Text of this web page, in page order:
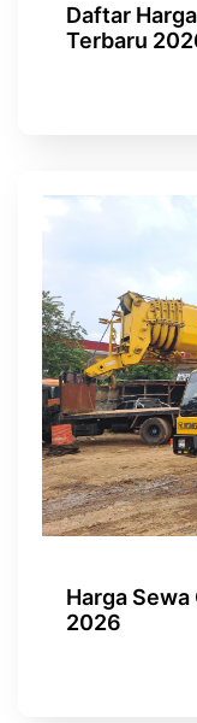
Daftar
Terbaru
Harga
2026